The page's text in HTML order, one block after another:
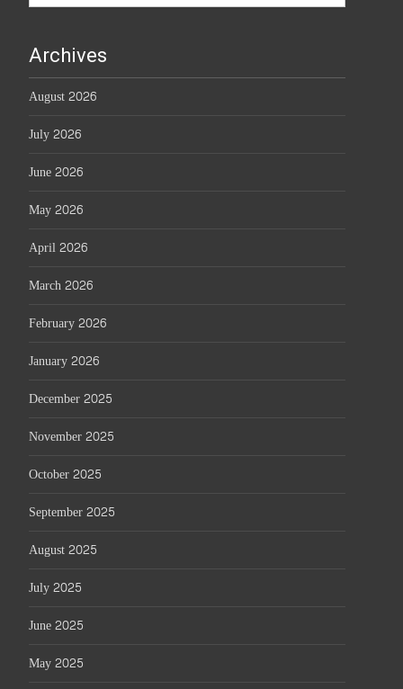
Archives
August 2026
July 2026
June 2026
May 2026
April 2026
March 2026
February 2026
January 2026
December 2025
November 2025
October 2025
September 2025
August 2025
July 2025
June 2025
May 2025